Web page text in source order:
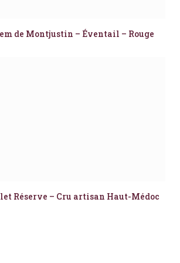
de Montjustin – Éventail – Rouge
Réserve – Cru artisan Haut-Médoc